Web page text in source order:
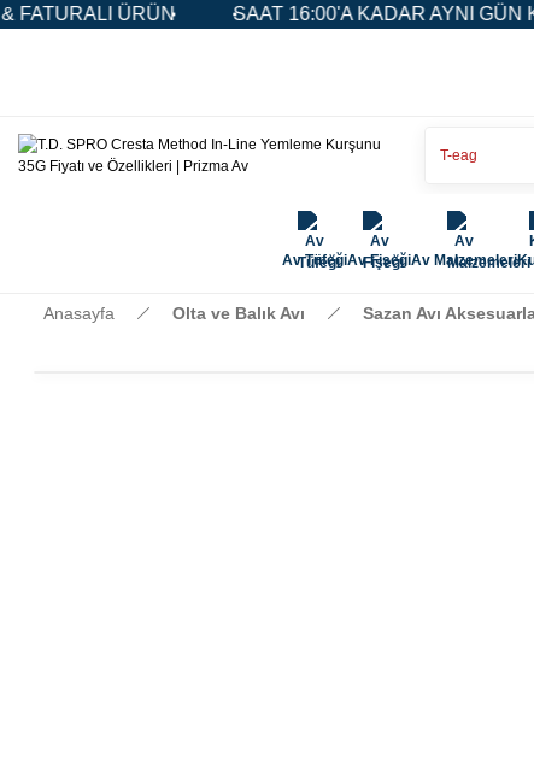
ÜRÜN SAAT 16:00'A KADAR AYNI GÜN
Av TüfeğiAv FişeğiAv Malzemeleri
Anasayfa Olta ve Balık Avı Sazan Avı